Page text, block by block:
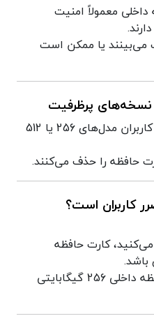
معمولاً امنیت
می‌بینند یا ممکن است
نسخه‌های پرظرفیت
برخی شرکت‌ها ترجیح می‌دهند کاربران مدل‌های 256 یا 512
حافظه را حذف می‌کنند.
کاربران است؟
کارت حافظه
اما برای بسیاری از کاربران، حافظه داخلی 256 گیگابایتی